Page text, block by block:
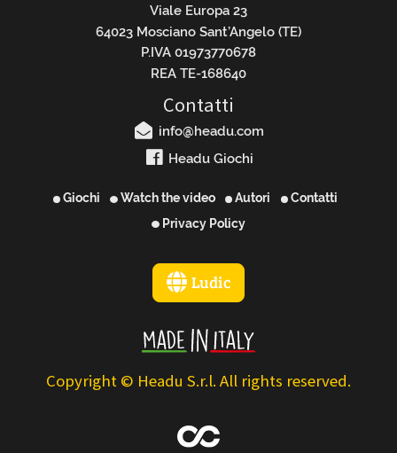
Viale Europa 23
64023 Mosciano Sant’Angelo (TE)
P.IVA 01973770678
REA TE-168640
Contatti
info@headu.com
Headu Giochi
Giochi Watch the video Autori
Contatti
Privacy Policy
Ludic
Copyright © Headu S.r.l. All rights reserved.